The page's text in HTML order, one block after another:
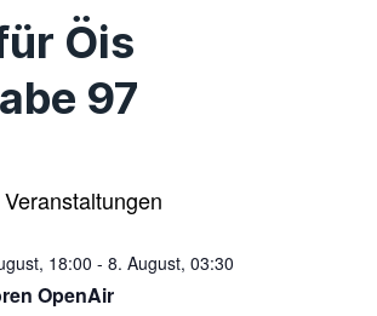
Öis
97
18:00 - 8. August, 03:30
OpenAir